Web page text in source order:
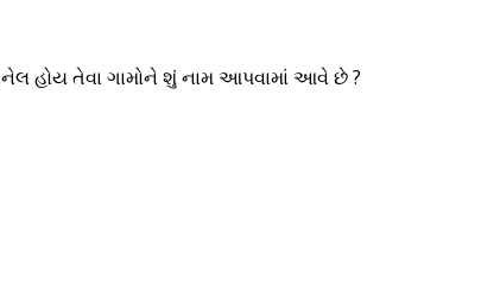
હોય તેવા ગામોને શું નામ આપવામાં આવે છે ?